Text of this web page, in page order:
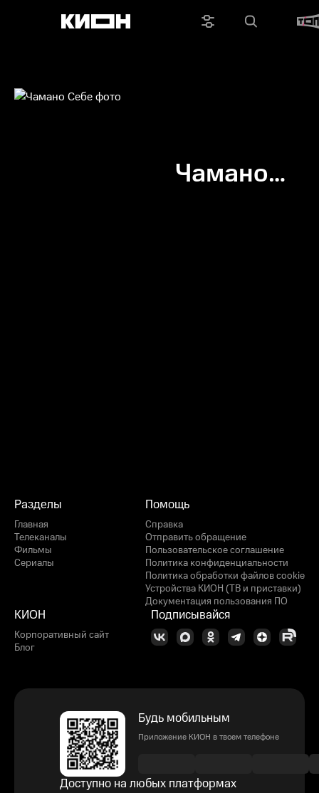
Чамано
Разделы
Главная
Телеканалы
Фильмы
Сериалы
Помощь
Справка
Отправить обращение
Пользовательское соглашение
Политика конфиденциальности
Политика обработки файлов cookie
Устройства КИОН (ТВ и приставки)
Документация пользования ПО
КИОН
Корпоративный сайт
Блог
Подписывайся
Будь мобильным
Приложение КИОН в твоем телефоне
Доступно на любых платформах